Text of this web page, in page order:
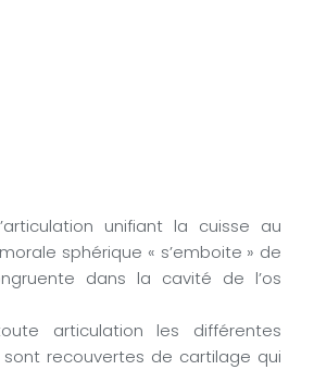
unifiant la cuisse au
sphérique « s’emboite » de
dans la cavité de l’os
articulation les différentes
recouvertes de cartilage qui